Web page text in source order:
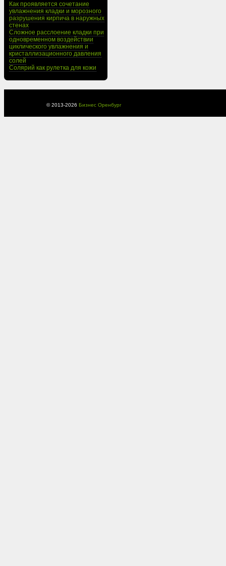
Как проявляется сочетание
увлажнения кладки и морозного
разрушения кирпича в наружных
стенах
Сложное расслоение кладки при
одновременном воздействии
циклического увлажнения и
кристаллизационного давления
солей
Солярий как рулетка для кожи
© 2013-2026 Бизнес Оренбург